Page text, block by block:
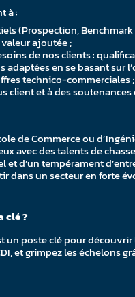
à :
(Prospection,
ajoutée ;
de nos clients :
en se basant sur
technico-commerciales ;
client et à des soutenances
de Commerce ou
avec des talents de
et d’un tempérament
dans un secteur en forte
clé ?
un poste clé pour
et grimpez les échelons